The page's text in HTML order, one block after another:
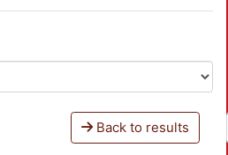
Back to results